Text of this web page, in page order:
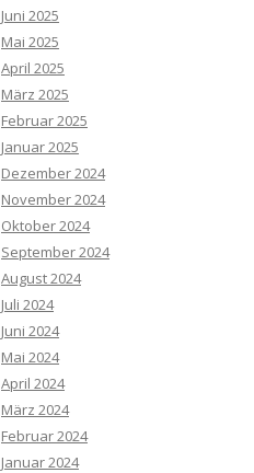
Juni 2025
Mai 2025
April 2025
März 2025
Februar 2025
Januar 2025
Dezember 2024
November 2024
Oktober 2024
September 2024
August 2024
Juli 2024
Juni 2024
Mai 2024
April 2024
März 2024
Februar 2024
Januar 2024